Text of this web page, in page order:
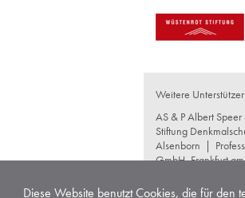
Diese Website benutzt Cookies, die für den
Weitere Unterstützer
AS & P Albert
Stiftung
Alsenborn |
GmbH, Frankfurt
Produktgesellschaft